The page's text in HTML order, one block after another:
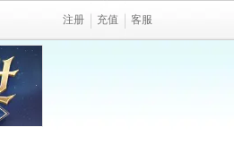
注册 充值 客服